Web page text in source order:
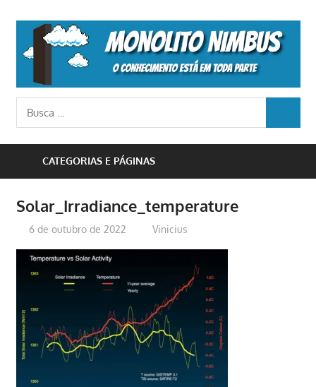
content
o
conhecimento
Busca
para:
CATEGORIAS E PÁGINAS
Solar_Irradiance_temperature
6 de outubro de 2022 Vinicius